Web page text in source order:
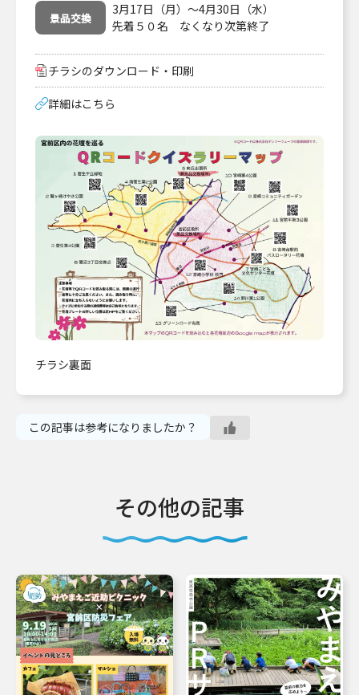
景品交換
3月17日（月）〜4月30日（水）
先着５０名 なくなり次第終了
チラシのダウンロード・印刷
詳細はこちら
チラシ裏面
この記事は参考になりましたか？
その他の記事